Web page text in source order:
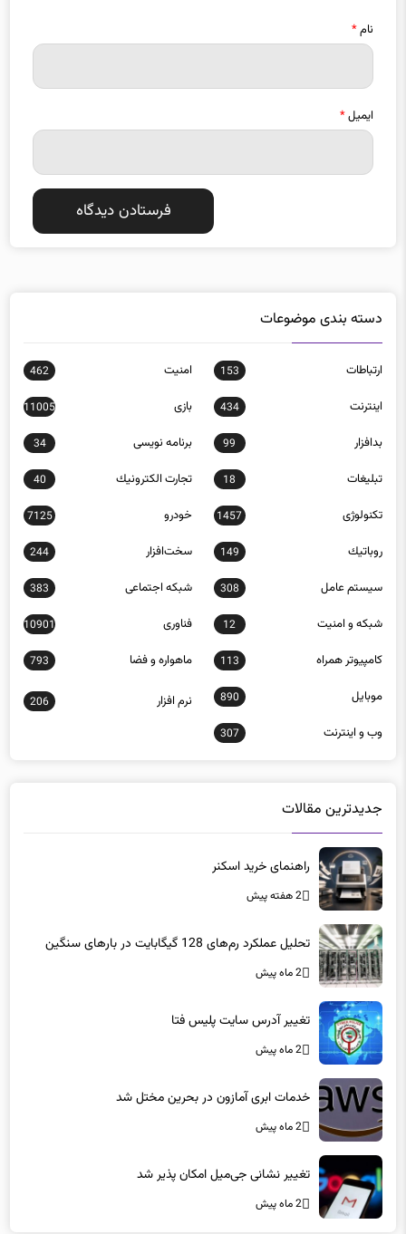
نام*
ایمیل*
دسته بندی موضوعات
ارتباطات 153 امنيت 462
اينترنت 434 بازی 11005
بدافزار 99 برنامه نويسی 34
تبلیغات 18 تجارت الكترونيك 40
تکنولوژی 1457 خودرو 7125
روباتيك 149 سخت‌افزار 244
سيستم عامل 308 شبكه اجتماعی 383
شبكه و امنيت 12 فناوری 10901
كامپيوتر همراه 113 ماهواره و فضا 793
موبايل 890 نرم افزار 206
وب و اينترنت 307
جدیدترین مقالات
راهنمای خرید اسکنر
2 هفته پیش
تحلیل عملکرد رم‌های 128 گیگابایت در بارهای سنگین
2 ماه پیش
تغییر آدرس سایت پلیس فتا
2 ماه پیش
خدمات ابری آمازون در بحرین مختل شد
2 ماه پیش
تغییر نشانی جی‌میل امکان پذیر شد
2 ماه پیش